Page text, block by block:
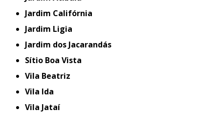
Jardim Califórnia
Jardim Ligia
Jardim dos Jacarandás
Sítio Boa Vista
Vila Beatriz
Vila Ida
Vila Jataí